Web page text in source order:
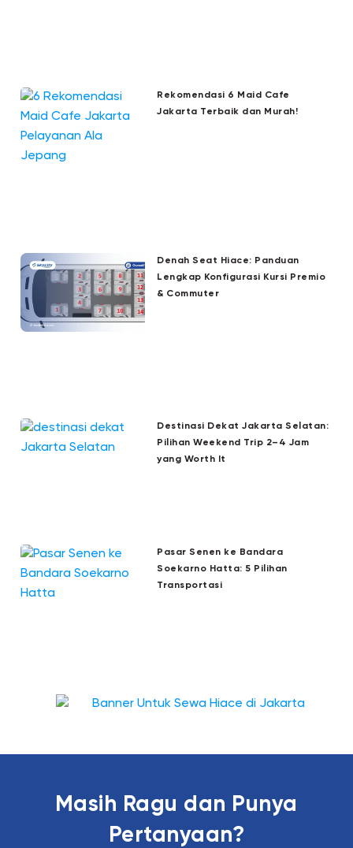
Rekomendasi 6 Maid Cafe
Jakarta Terbaik dan Murah!
Denah Seat Hiace: Panduan
Lengkap Konfigurasi Kursi Premio
& Commuter
Destinasi Dekat Jakarta Selatan:
Pilihan Weekend Trip 2–4 Jam
yang Worth It
Pasar Senen ke Bandara
Soekarno Hatta: 5 Pilihan
Transportasi
Masih Ragu dan Punya
Pertanyaan?